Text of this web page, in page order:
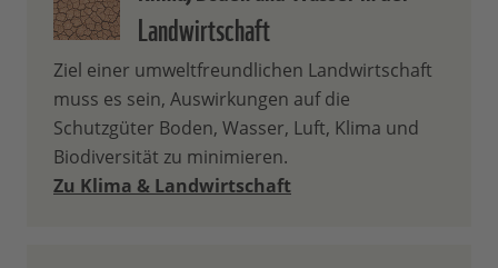
Landwirtschaft
Ziel einer umweltfreundlichen Landwirtschaft
muss es sein, Auswirkungen auf die
Schutzgüter Boden, Wasser, Luft, ⁠Klima⁠ und
⁠Biodiversität⁠ zu minimieren.
Zu Klima & Landwirtschaft